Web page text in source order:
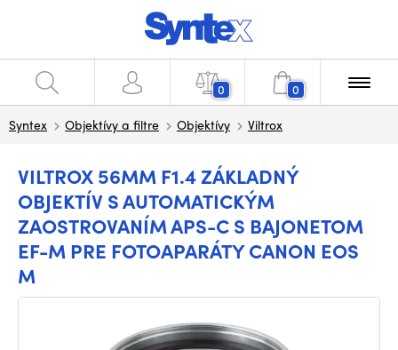
0 0
Syntex Objektívy a filtre Objektívy Viltrox
VILTROX 56MM F1.4 ZÁKLADNÝ
OBJEKTÍV S AUTOMATICKÝM
ZAOSTROVANÍM APS-C S BAJONETOM
EF-M PRE FOTOAPARÁTY CANON EOS
M